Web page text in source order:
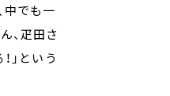
中でも一
、疋田さ
」という